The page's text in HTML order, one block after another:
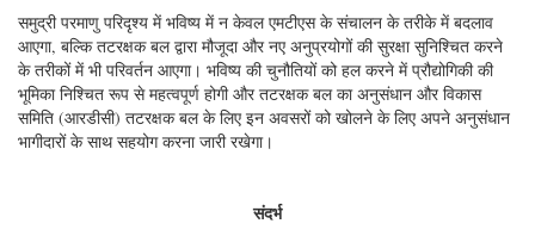
समुद्री परमाणु परिदृश्य में भविष्य में न केवल एमटीएस के संचालन के तरीके में बदलाव
आएगा, बल्कि तटरक्षक बल द्वारा मौजूदा और नए अनुप्रयोगों की सुरक्षा सुनिश्चित करने
के तरीकों में भी परिवर्तन आएगा। भविष्य की चुनौतियों को हल करने में प्रौद्योगिकी की
भूमिका निश्चित रूप से महत्वपूर्ण होगी और तटरक्षक बल का अनुसंधान और विकास
समिति (आरडीसी) तटरक्षक बल के लिए इन अवसरों को खोलने के लिए अपने अनुसंधान
भागीदारों के साथ सहयोग करना जारी रखेगा।
संदर्भ